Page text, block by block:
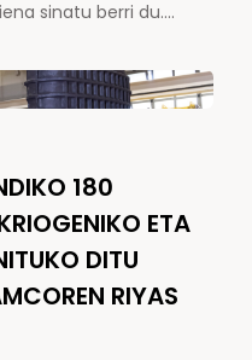
sinatu berri du.…
180
ETA
DITU
RIYAS